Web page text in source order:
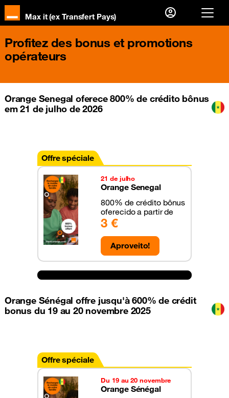
Max it (ex Transfert Pays)
Já sou cliente, então
Primeira visita?
Crie sua conta
Profitez des bonus et promotions
opérateurs
Orange Senegal oferece 800% de crédito bônus
em 21 de julho de 2026
Offre spéciale
21 de julho
Orange Senegal
800% de crédito bônus
oferecido a partir de
3 €
Aproveito!
Orange Sénégal offre jusqu'à 600% de crédit
bonus du 19 au 20 novembre 2025
Offre spéciale
Du 19 au 20 novembre
Orange Sénégal